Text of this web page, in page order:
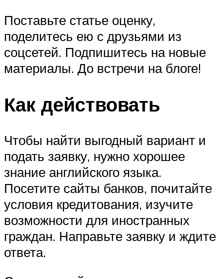
Поставьте статье оценку,
поделитесь ею с друзьями из
соцсетей. Подпишитесь на новые
материалы. До встречи на блоге!
Как действовать
Чтобы найти выгодный вариант и
подать заявку, нужно хорошее
знание английского языка.
Посетите сайты банков, почитайте
условия кредитования, изучите
возможности для иностранных
граждан. Направьте заявку и ждите
ответа.